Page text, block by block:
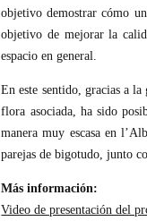
objetivo demostrar cómo
objetivo de mejorar la
espacio en general.
En este sentido, gracias a
flora asociada, ha sido
manera muy escasa en
parejas de bigotudo, junto
Más información:
Video de presentación del